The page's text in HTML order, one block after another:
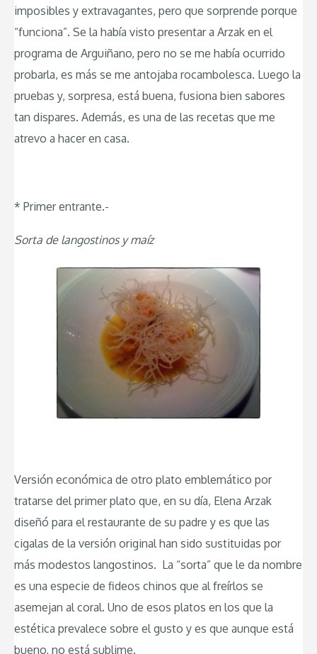
imposibles y extravagantes, pero que sorprende porque
“funciona”. Se la había visto presentar a Arzak en el
programa de Arguiñano, pero no se me había ocurrido
probarla, es más se me antojaba rocambolesca. Luego la
pruebas y, sorpresa, está buena, fusiona bien sabores
tan dispares. Además, es una de las recetas que me
atrevo a hacer en casa.
* Primer entrante.-
Sorta de langostinos y maíz
Versión económica de otro plato emblemático por
tratarse del primer plato que, en su día, Elena Arzak
diseñó para el restaurante de su padre y es que las
cigalas de la versión original han sido sustituidas por
más modestos langostinos. La “sorta” que le da nombre
es una especie de fideos chinos que al freírlos se
asemejan al coral. Uno de esos platos en los que la
estética prevalece sobre el gusto y es que aunque está
bueno, no está sublime.